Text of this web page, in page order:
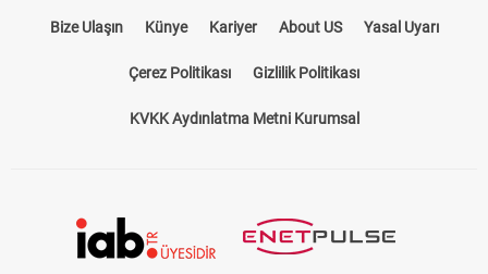
Bize Ulaşın Künye Kariyer About US Yasal Uyarı
Çerez Politikası Gizlilik Politikası
KVKK Aydınlatma Metni Kurumsal